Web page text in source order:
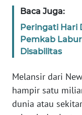
Baca Juga:
Peringati Hari
Pemkab
Disabilitas
Melansir dari
hampir satu
dunia atau
DISCLAIMER
Wahana
Regional
SUMUT